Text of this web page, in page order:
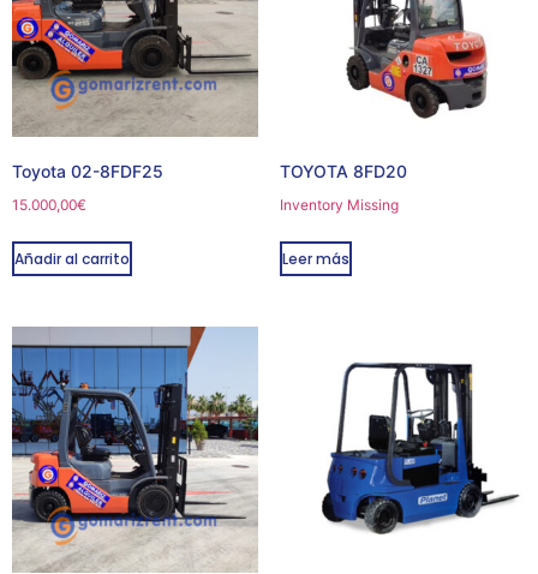
Toyota 02-8FDF25
15.000,00€
Añadir al carrito
TOYOTA 8FD20
Inventory Missing
Leer más